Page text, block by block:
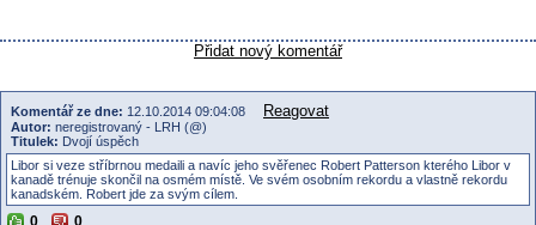
Přidat nový komentář
Komentář ze dne: 12.10.2014 09:04:08 Reagovat
Autor: neregistrovaný - LRH (@)
Titulek: Dvojí úspěch
Libor si veze stříbrnou medaili a navíc jeho svěřenec Robert Patterson kterého Libor v
kanadě trénuje skončil na osmém místě. Ve svém osobním rekordu a vlastně rekordu
kanadském. Robert jde za svým cílem.